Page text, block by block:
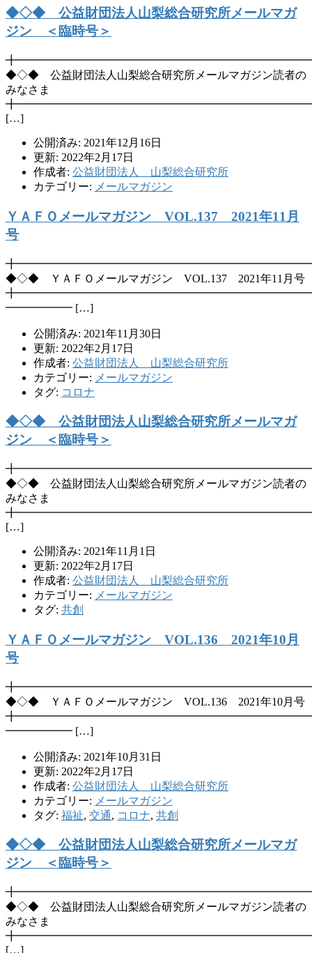
◆◇◆ 公益財団法人山梨総合研究所メールマガ
ジン ＜臨時号＞
◆◇◆ 公益財団法人山梨総合研究所メールマガジン読者の
みなさま
[…]
公開済み: 2021年12月16日
更新: 2022年2月17日
作成者: 公益財団法人 山梨総合研究所
カテゴリー: メールマガジン
ＹＡＦＯメールマガジン VOL.137 2021年11月
号
◆◇◆ ＹＡＦＯメールマガジン VOL.137 2021年11月号
━━━━━━ […]
公開済み: 2021年11月30日
更新: 2022年2月17日
作成者: 公益財団法人 山梨総合研究所
カテゴリー: メールマガジン
タグ: コロナ
◆◇◆ 公益財団法人山梨総合研究所メールマガ
ジン ＜臨時号＞
◆◇◆ 公益財団法人山梨総合研究所メールマガジン読者の
みなさま
[…]
公開済み: 2021年11月1日
更新: 2022年2月17日
作成者: 公益財団法人 山梨総合研究所
カテゴリー: メールマガジン
タグ: 共創
ＹＡＦＯメールマガジン VOL.136 2021年10月
号
◆◇◆ ＹＡＦＯメールマガジン VOL.136 2021年10月号
━━━━━━ […]
公開済み: 2021年10月31日
更新: 2022年2月17日
作成者: 公益財団法人 山梨総合研究所
カテゴリー: メールマガジン
タグ: 福祉, 交通, コロナ, 共創
◆◇◆ 公益財団法人山梨総合研究所メールマガ
ジン ＜臨時号＞
◆◇◆ 公益財団法人山梨総合研究所メールマガジン読者の
みなさま
[…]